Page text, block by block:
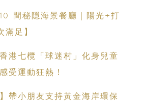
間秘隱海景餐廳｜陽光+打
滿足】
港七欖「球迷村」化身兒童
受運動狂熱！
帶小朋友支持黃金海岸環保